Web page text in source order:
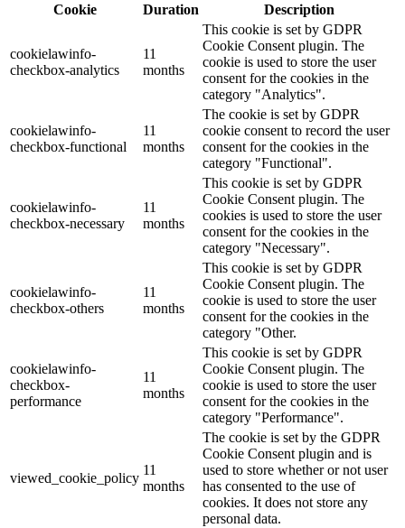
Cookie
Duration Description
cookielawinfo-
checkbox-analytics
11
months
This cookie is set by GDPR
Cookie Consent plugin. The
cookie is used to store the user
consent for the cookies in the
category "Analytics".
cookielawinfo-
checkbox-functional
11
months
The cookie is set by GDPR
cookie consent to record the user
consent for the cookies in the
category "Functional".
cookielawinfo-
checkbox-necessary
11
months
This cookie is set by GDPR
Cookie Consent plugin. The
cookies is used to store the user
consent for the cookies in the
category "Necessary".
cookielawinfo-
checkbox-others
11
months
This cookie is set by GDPR
Cookie Consent plugin. The
cookie is used to store the user
consent for the cookies in the
category "Other.
cookielawinfo-
checkbox-
performance
11
months
This cookie is set by GDPR
Cookie Consent plugin. The
cookie is used to store the user
consent for the cookies in the
category "Performance".
viewed_cookie_policy
11
months
The cookie is set by the GDPR
Cookie Consent plugin and is
used to store whether or not user
has consented to the use of
cookies. It does not store any
personal data.